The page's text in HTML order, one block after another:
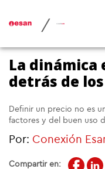
/
La
detrás de
Definir un precio no es
factores y del buen uso
Por: Conexión
Compartir en: